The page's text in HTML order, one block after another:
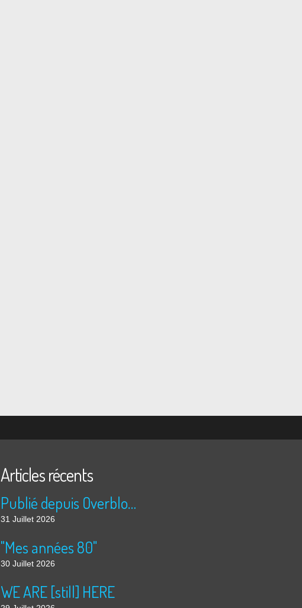
Articles récents
Publié depuis Overblog et Facebook
31 Juillet 2026
"Mes années 80"
30 Juillet 2026
WE ARE [still] HERE